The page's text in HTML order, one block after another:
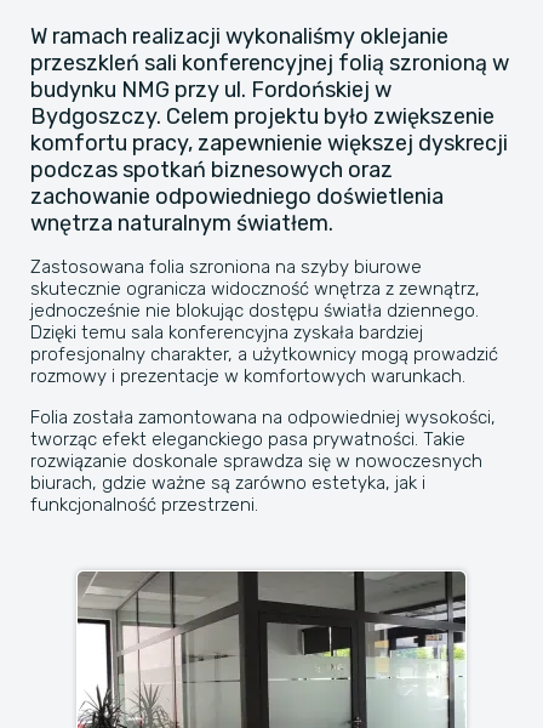
W ramach realizacji wykonaliśmy oklejanie
przeszkleń sali konferencyjnej folią szronioną w
budynku NMG przy ul. Fordońskiej w
Bydgoszczy. Celem projektu było zwiększenie
komfortu pracy, zapewnienie większej dyskrecji
podczas spotkań biznesowych oraz
zachowanie odpowiedniego doświetlenia
wnętrza naturalnym światłem.
Zastosowana folia szroniona na szyby biurowe
skutecznie ogranicza widoczność wnętrza z zewnątrz,
jednocześnie nie blokując dostępu światła dziennego.
Dzięki temu sala konferencyjna zyskała bardziej
profesjonalny charakter, a użytkownicy mogą prowadzić
rozmowy i prezentacje w komfortowych warunkach.
Folia została zamontowana na odpowiedniej wysokości,
tworząc efekt eleganckiego pasa prywatności. Takie
rozwiązanie doskonale sprawdza się w nowoczesnych
biurach, gdzie ważne są zarówno estetyka, jak i
funkcjonalność przestrzeni.